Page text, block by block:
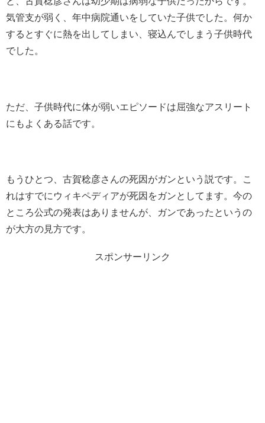
気管支が弱く、年中病院通いをしていた子供でした。何か
するとすぐに熱を出してしまい、寝込んでしまう子供時代
でした。
ただ、子供時代に体が弱いエピソードは屈強なアスリート
にもよくある話です。
もうひとつ、古賀稔彦さんの死因がガンという説です。こ
れはすでにウィキペディアが死因をガンとしてます。今の
ところ公式の発表はありませんが、ガンであったというの
が大方の見方です。
スポンサーリンク